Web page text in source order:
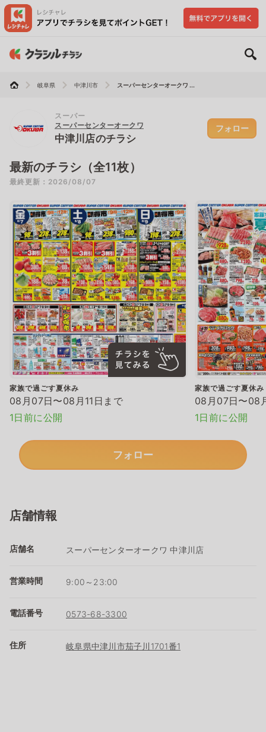
岐阜県 中津川市 スーパーセンターオークワ ...
スーパー
スーパーセンターオークワ
中津川店のチラシ
フォロー
最新のチラシ（全11枚）
最終更新：2026/08/07
家族で過ごす夏休み
08月07日〜08月11日まで
1日前に公開
家族で過ごす夏休み
08月07日〜08
1日前に公開
フォロー
店舗情報
店舗名 スーパーセンターオークワ 中津川店
営業時間 9:00～23:00
電話番号 0573-68-3300
住所 岐阜県中津川市茄子川1701番1